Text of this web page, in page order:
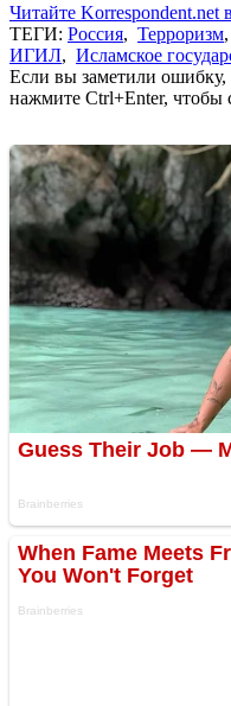
Читайте Korrespondent.net
ТЕГИ: Россия, Терроризм,
ИГИЛ, Исламское
Если вы заметили ошибку,
нажмите Ctrl+Enter, чтобы